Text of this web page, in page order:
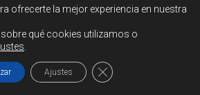
proposito pues
la pureza de su pueblo,
de esa civilización
y someter al resto de
En la cima de toda
ofrecerte la mejor experiencia en nuestra
qué cookies utilizamos o
Ajustes Cerrar el banner de